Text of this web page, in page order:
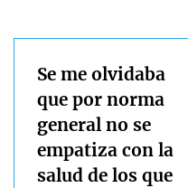
Se me olvidaba
que por norma
general no se
empatiza con la
salud de los que